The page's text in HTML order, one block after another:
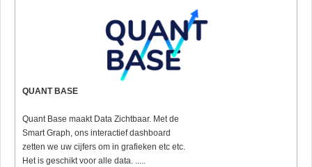
QUANT BASE
Quant Base maakt Data Zichtbaar. Met de
Smart Graph, ons interactief dashboard
zetten we uw cijfers om in grafieken etc etc.
Het is geschikt voor alle data. .....